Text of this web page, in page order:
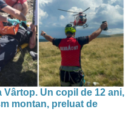
Vârtop. Un copil de 12 ani,
montan, preluat de